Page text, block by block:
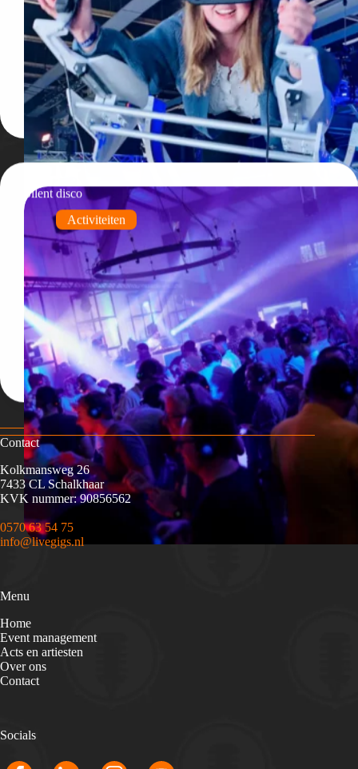
Silent disco
Activiteiten
Contact
Kolkmansweg 26
7433 CL Schalkhaar
KVK nummer: 90856562
0570 63 54 75
info@livegigs.nl
Menu
Home
Event management
Acts en artiesten
Over ons
Contact
Socials